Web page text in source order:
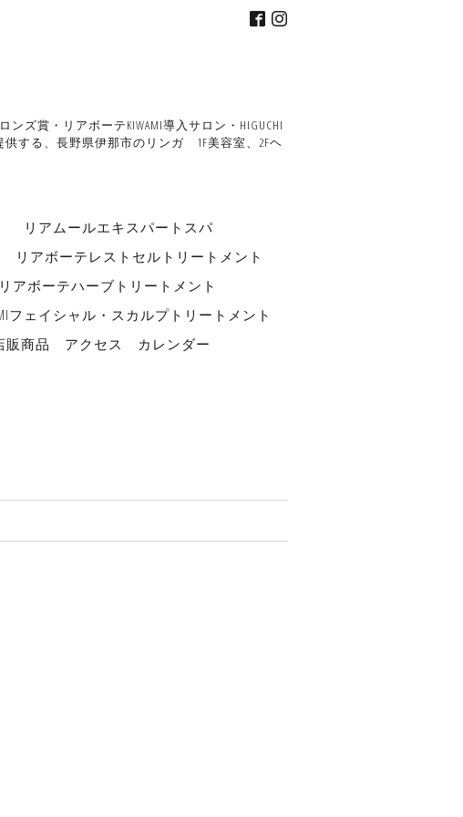
ズ賞・リアボーテKIWAMI導入サロン・HIGUCHI
する、長野県伊那市のリンガ 1F美容室、2Fヘ
ールエキスパートスパ
リアボーテレストセルトリートメント
リアボーテハーブトリートメント
フェイシャル・スカルプトリートメント
販商品 アクセス カレンダー